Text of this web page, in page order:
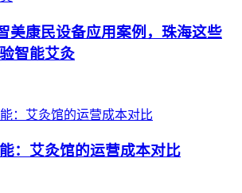
美康民设备应用案例，珠海这些
智能艾灸
：艾灸馆的运营成本对比